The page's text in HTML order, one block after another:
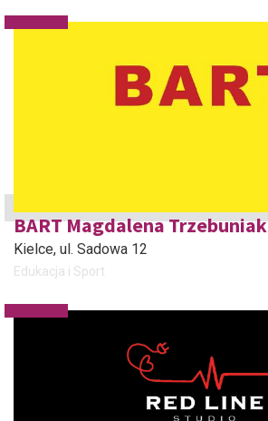
BART Magdalena Trzebuniak
Kielce, ul. Sadowa 12
Edukacja i Sport